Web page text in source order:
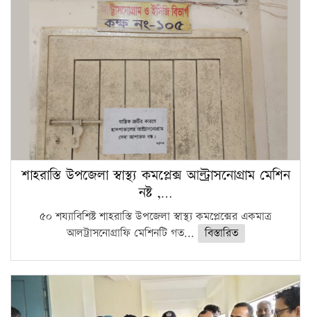
শাহরাস্তি উপজেলা স্বাস্থ্য কমপ্লেক্স আল্ট্রাসনোগ্রাম মেশিন
নষ্ট ,…
৫০ শয্যাবিশিষ্ট শাহরাস্তি উপজেলা স্বাস্থ্য কমপ্লেক্সের একমাত্র
আলট্রাসনোগ্রাফি মেশিনটি গত...
বিস্তারিত